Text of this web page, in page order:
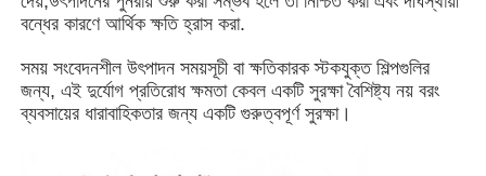
আমাদের সম্পর্কে
বন্ধের কারণে আর্থিক ক্ষতি হ্রাস করা.
সময় সংবেদনশীল উৎপাদন সময়সূচী বা ক্ষতিকারক স্টকযুক্ত শিল্পগুলির
জন্য, এই দুর্যোগ প্রতিরোধ ক্ষমতা কেবল একটি সুরক্ষা বৈশিষ্ট্য নয় বরং
ব্যবসায়ের ধারাবাহিকতার জন্য একটি গুরুত্বপূর্ণ সুরক্ষা।